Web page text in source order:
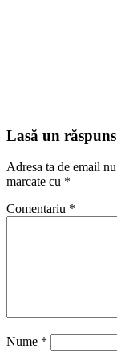
Lasă un răspuns
Adresa ta de email
marcate cu *
Comentariu *
Nume *